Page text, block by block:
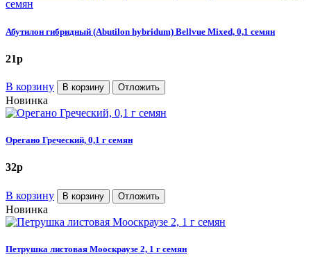
Абутилон гибридный (Abutilon hybridum) Bellvue Mixed, 0,1 семян
21p
В корзину В корзину Отложить
Новинка
Орегано Греческий, 0,1 г семян
32p
В корзину В корзину Отложить
Новинка
Петрушка листовая Мооскраузе 2, 1 г семян